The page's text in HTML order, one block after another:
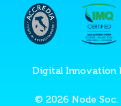
Digital Innovation
© 2026 Node Soc.